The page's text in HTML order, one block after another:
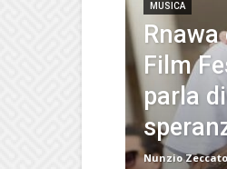
MUSICA
Film
parla
Nunzio Zeccato